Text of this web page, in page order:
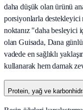
daha düşük olan ürünü
porsiyonlarla
noktanız "daha besleyici
olan Guisada, Dana
vadede en sağlıklı
kullanarak hem damak
Protein, yağ ve